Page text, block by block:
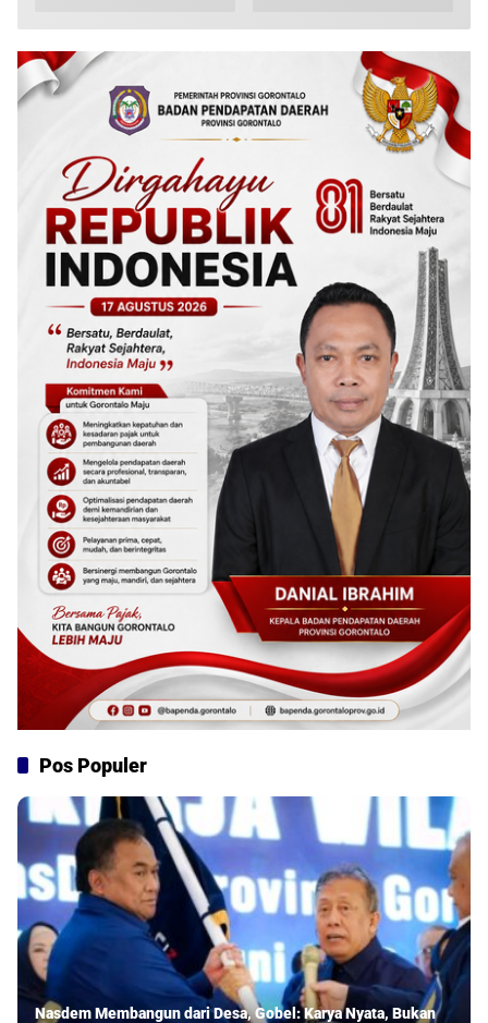
Pos Populer
Nasdem Membangun dari Desa, Gobel: Karya Nyata, Bukan